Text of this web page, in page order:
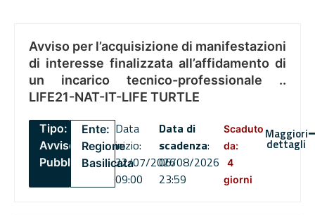
Avviso per l’acquisizione di manifestazioni
di interesse finalizzata all’affidamento di
un incarico tecnico-professionale ..
LIFE21-NAT-IT-LIFE TURTLE
Tipo:
Avviso
Pubblico
Ente:
Regione
Basilicata
Data
inizio:
22/07/2026
09:00
Data di
scadenza:
06/08/2026
23:59
Scaduto
da:
4
giorni
Maggiori
dettagli